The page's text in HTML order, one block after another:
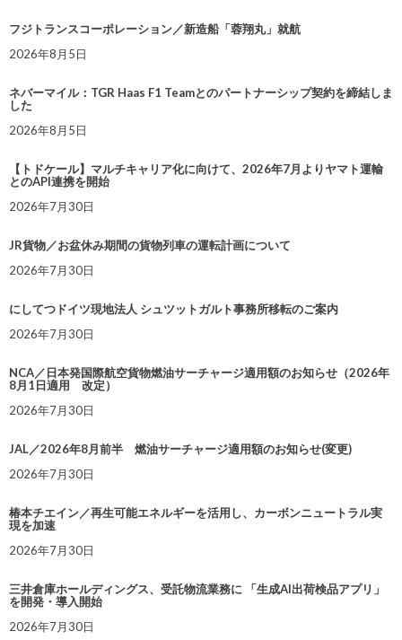
フジトランスコーポレーション／新造船「蓉翔丸」就航
2026年8月5日
ネバーマイル：TGR Haas F1 Teamとのパートナーシップ契約を締結しま
した
2026年8月5日
【トドケール】マルチキャリア化に向けて、2026年7月よりヤマト運輸
とのAPI連携を開始
2026年7月30日
JR貨物／お盆休み期間の貨物列車の運転計画について
2026年7月30日
にしてつドイツ現地法人 シュツットガルト事務所移転のご案内
2026年7月30日
NCA／日本発国際航空貨物燃油サーチャージ適用額のお知らせ（2026年
8月1日適用 改定）
2026年7月30日
JAL／2026年8月前半 燃油サーチャージ適用額のお知らせ(変更)
2026年7月30日
椿本チエイン／再生可能エネルギーを活用し、カーボンニュートラル実
現を加速
2026年7月30日
三井倉庫ホールディングス、受託物流業務に 「生成AI出荷検品アプリ」
を開発・導入開始
2026年7月30日